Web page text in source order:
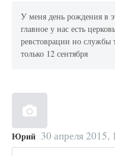
У меня день рождения в
главное у нас есть
ревстоврации но службы
только 12 сентября
Юрий 30 апреля 2015,